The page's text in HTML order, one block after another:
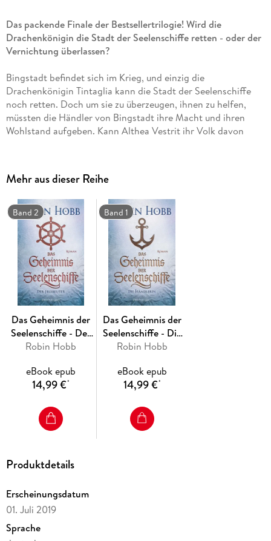
Das packende Finale der Bestsellertrilogie! Wird die
Drachenkönigin die Stadt der Seelenschiffe retten - oder der
Vernichtung überlassen?
Bingstadt befindet sich im Krieg, und einzig die
Drachenkönigin Tintaglia kann die Stadt der Seelenschiffe
noch retten. Doch um sie zu überzeugen, ihnen zu helfen,
müssten die Händler von Bingstadt ihre Macht und ihren
Wohlstand aufgeben. Kann Althea Vestrit ihr Volk davon
der Gesellschaft des Piraten Kennit hat Viviace verändert.
Sind Kapitänin und Seelenschiff wirklich noch für einander
bestimmt?
Dieser Roman ist bereits in zwei Teilen erschienen unter den
Titeln 'Die Zauberschiffe 5 - Die vergessene Stadt' und 'Die
Zauberschiffe 6 - Herrscher der drei Reiche'. Diese Ausgabe
wurde komplett überarbeitet und aktualisiert.
Mehr aus dieser Reihe
Band 2
Das Geheimnis der
Seelenschiffe - Der
Freibeuter
Robin Hobb
eBook epub
14,99 €*
Band 1
Das Geheimnis der
Seelenschiffe - Die
Händlerin
Robin Hobb
eBook epub
14,99 €*
Produktdetails
Erscheinungsdatum
01. Juli 2019
Sprache